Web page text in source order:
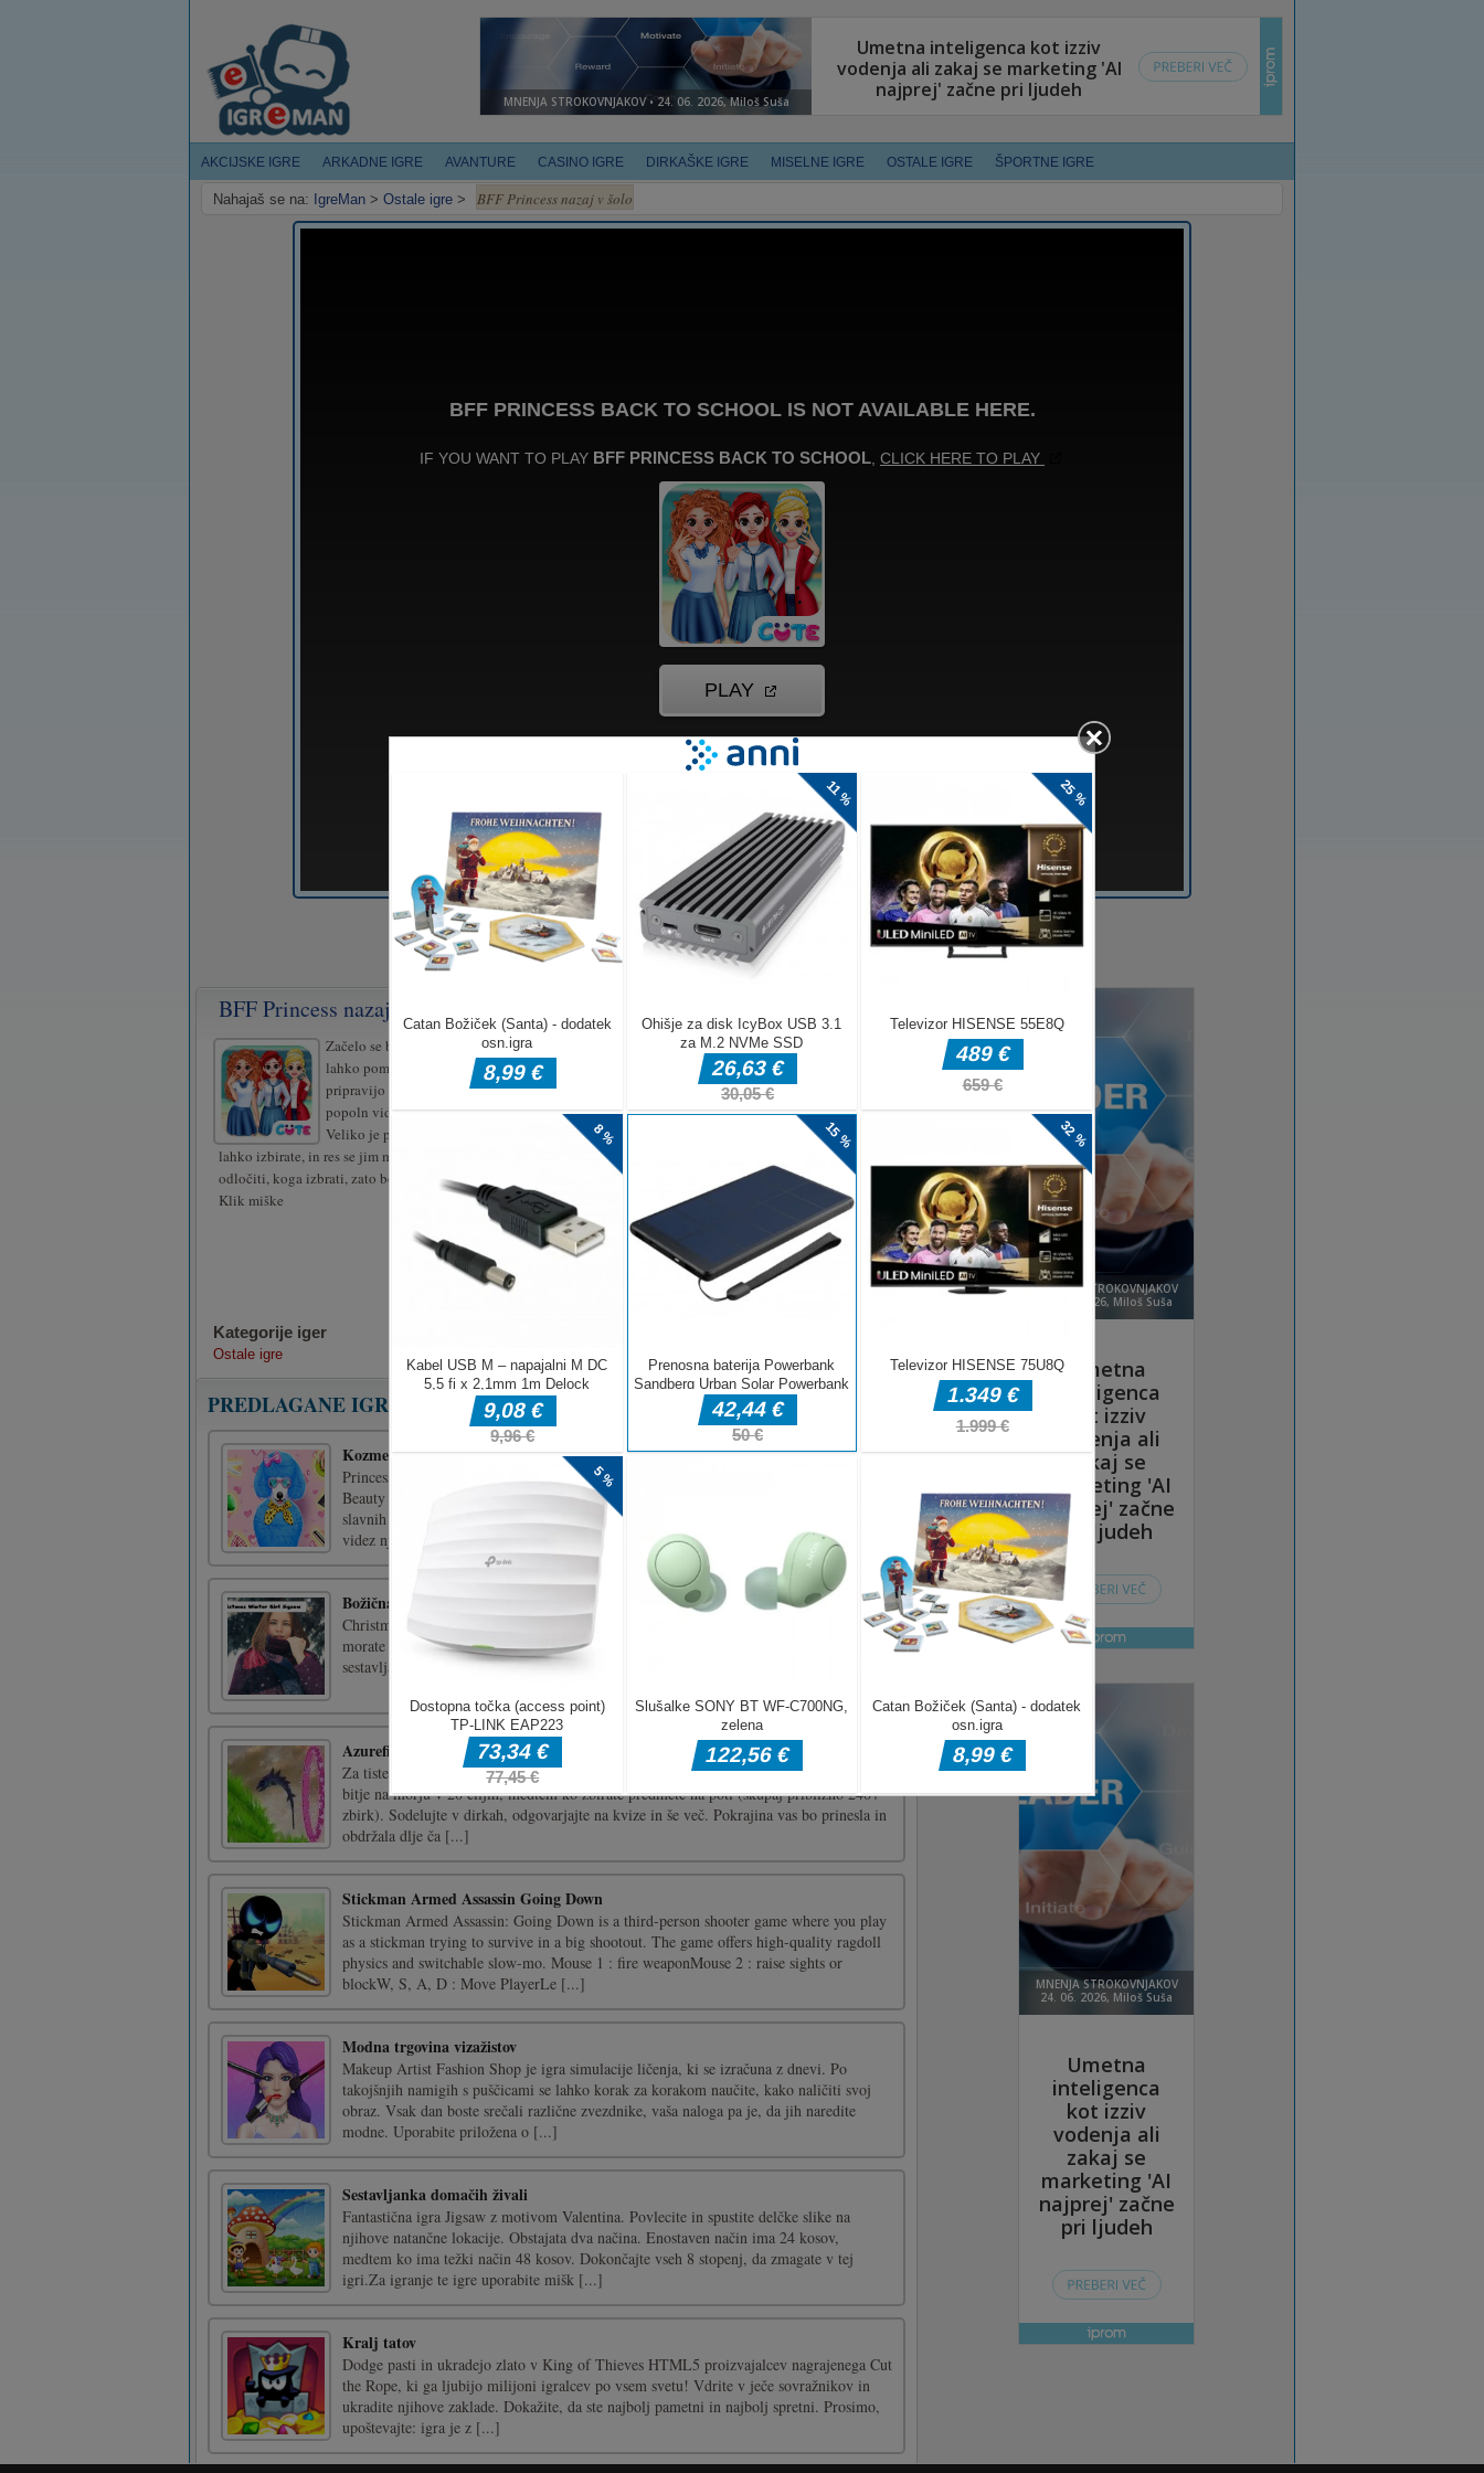
AKCIJSKE IGRE ARKADNE IGRE AVANTURE CASINO IGRE DIRKAŠKE IGRE MISELNE IGRE OSTALE IGRE ŠPORTNE IGRE
Nahajaš se na: IgreMan > Ostale igre > BFF Princess nazaj v šolo
BFF Princess nazaj v šolo
Začelo se bo novo študijsko leto! Ali
lahko pomagate tem princesem, da se
pripravijo na šolo? Vsaka želi ustvariti
popoln videz za svoj prvi dan pouka.
Veliko je pričesk, oblek in dodatkov, ki jih
lahko izbirate, in res se jim mudi! Enostavno se ne morejo
odločiti, koga izbrati, zato bodo potrebovali vašo pomoč!
Klik miške
Kategorije iger
Ostale igre
PREDLAGANE IGRE
Kozmetični salon Princess Pet
Princess Pet Beauty Salon je zelo elegantna igra preobrazbe. V tej igri Princess Pet
Beauty Salon ste višji oblikovalec modnega salona in ste zadolženi za oblikovanje
slavnih doma in v tujini. Poleg oblikovanja videza za tri princese morate oblikovati tudi
videz njihovih ljubljen [...]
Božična sestavljanka Winter Girl
Christmas winter girl jigsaw je spletna ugankarska igra. Če želite rešiti to sestavljanko,
morate postaviti 64 kosov v pravilen vrstni red. Igrajte to kul božično zimsko dekliško
sestavljanko in uživajte v prostem času!Povleci in spusti z miško
Azurefish
Za tiste, ki ste zamudili nastop Ecco The Delphins, vnesite Azurefish! Nadzirajte svoje
bitje na morju v 20 ciljih, medtem ko zbirate predmete na poti (skupaj približno 240+
zbirk). Sodelujte v dirkah, odgovarjajte na kvize in še več. Pokrajina vas bo prinesla in
obdržala dlje ča [...]
Stickman Armed Assassin Going Down
Stickman Armed Assassin: Going Down is a third-person shooter game where you play
as a stickman trying to survive in a big shootout. The game offers high-quality ragdoll
physics and switchable slow-mo. Mouse 1 : fire weaponMouse 2 : raise sights or
blockW, S, A, D : Move PlayerLe [...]
Modna trgovina vizažistov
Makeup Artist Fashion Shop je igra simulacije ličenja, ki se izračuna z dnevi. Po
takojšnjih namigih s puščicami se lahko korak za korakom naučite, kako naličiti svoj
obraz. Vsak dan boste srečali različne zvezdnike, vaša naloga pa je, da jih naredite
modne. Uporabite priložena o [...]
Sestavljanka domačih živali
Fantastična igra Jigsaw z motivom Valentina. Povlecite in spustite delčke slike na
njihove natančne lokacije. Obstajata dva načina. Enostaven način ima 24 kosov,
medtem ko ima težki način 48 kosov. Dokončajte vseh 8 stopenj, da zmagate v tej
igri.Za igranje te igre uporabite mišk [...]
Kralj tatov
Dodge pasti in ukradejo zlato v King of Thieves HTML5 proizvajalcev nagrajenega Cut
the Rope, ki ga ljubijo milijoni igralcev po vsem svetu! Vdrite v ječe sovražnikov in
ukradite njihove zaklade. Dokažite, da ste najbolj pametni in najbolj spretni. Prosimo,
upoštevajte: igra je z [...]